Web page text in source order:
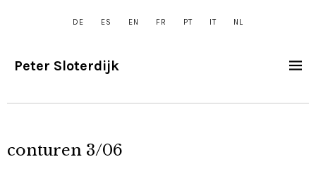
DE ES EN FR PT IT NL
Peter Sloterdijk
conturen 3/06